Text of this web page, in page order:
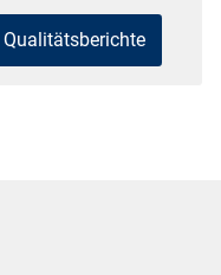
Qualitätsberichte